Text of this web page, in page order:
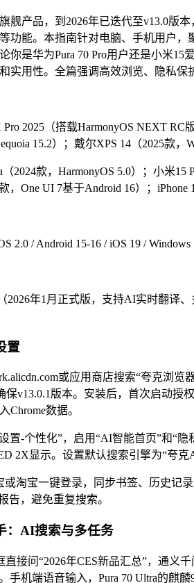
舰产品，到2026年已迭代至v13.0版
功能。本指南针对电脑、手机用户
你是华为Pura 70 Pro用户还是小米15
实用性。全篇强调高效浏览、隐私保
2025（搭载HarmonyOS NEXT RC
15.2）；戴尔XPS 14（2025款，
2024款，HarmonyOS 5.0）；小米
，One UI 7基于Android 16）；iPhone
2.0 / Android 15-16 / iOS 19 / Windows
2026年1月正式版，支持AI实时翻译
置
或应用商店搜索“夸克浏览
保v13.0.1版本。安装后，首次启动授
Chrome数据。
置-个性化”，启用“AI智能首页”和“
2X显示。设置默认搜索引擎为“夸克
淘宝一键登录，同步书签、历史记
告，避免重复搜索。
：AI搜索与多任务
接问“2026年CES新品汇总”，通义
手机端语音输入，Pura 70 Ultra的麒麟